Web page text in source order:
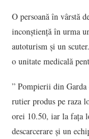
O persoană în vârstă
inconștiență în urma
autoturism și un
o unitate medicală
” Pompierii din
rutier produs pe raza
orei 10.50, iar la fața
descarcerare și un